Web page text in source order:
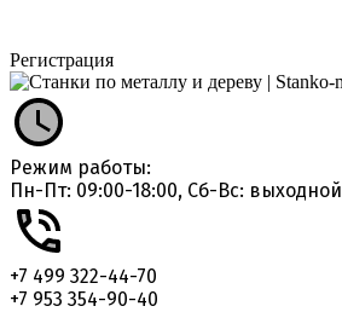
Регистрация
Режим работы:
Пн-Пт: 09:00-18:00, Сб-Вс: выходной
+7 499 322-44-70
+7 953 354-90-40